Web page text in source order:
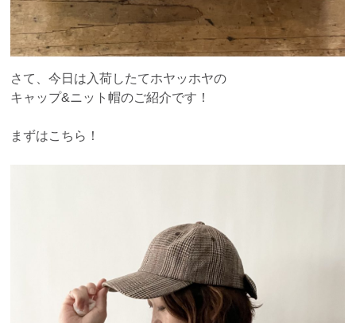
さて、今日は入荷したてホヤッホヤの
キャップ&ニット帽のご紹介です！
まずはこちら！